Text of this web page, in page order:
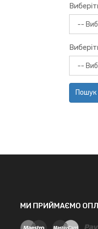
Пошук
МИ ПРИЙМАЄМО